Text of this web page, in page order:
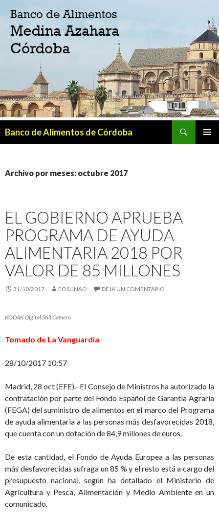
Banco de Alimentos de Córdoba
Archivo por meses: octubre 2017
EL GOBIERNO APRUEBA
PROGRAMA DE AYUDA
ALIMENTARIA 2018 POR
VALOR DE 85 MILLONES
31/10/2017 EOSUNAO DEJA UN COMENTARIO
KODAK Digital Still Camera
Tomado de La Vanguardia
28/10/2017 10:57
Madrid, 28 oct (EFE).- El Consejo de Ministros ha autorizado la
contratación por parte del Fondo Español de Garantía Agraria
(FEGA) del suministro de alimentos en el marco del Programa
de ayuda alimentaria a las personas más desfavorecidas 2018,
que cuenta con un dotación de 84,9 millones de euros.
De esta cantidad, el Fondo de Ayuda Europea a las personas
más desfavorecidas sufraga un 85 % y el resto está a cargo del
presupuesto nacional, según ha detallado el Ministerio de
Agricultura y Pesca, Alimentación y Medio Ambiente en un
comunicado.